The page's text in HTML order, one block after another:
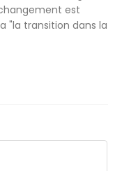
est
"la transition dans la